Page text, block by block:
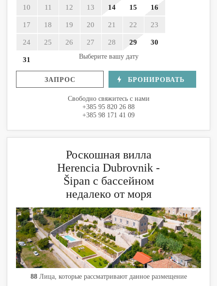
10 11 12 13 14 15 16
17 18 19 20 21 22 23
24 25 26 27 28 29 30
31 Выберите вашу дату
ЗАПРОС БРОНИРОВАТЬ
Свободно свяжитесь с нами
+385 95 820 26 88
+385 98 171 41 09
Роскошная вилла
Herencia Dubrovnik -
Šipan с бассейном
недалеко от моря
88Лица, которые рассматривают данное размещение